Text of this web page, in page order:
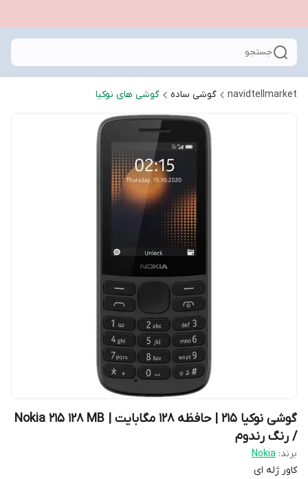
جستجو
navidtellmarket گوشی ساده گوشی های نوکیا
گوشی نوکیا 215 | حافظه 128 مگابایت | Nokia 215 128 MB
/ رنگ رندوم
برند: Nokia
کاور ژله ای